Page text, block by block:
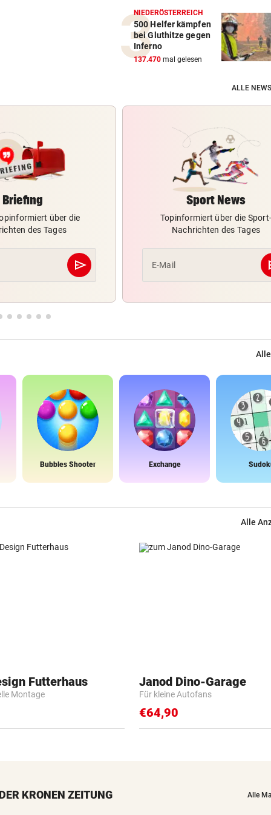
NIEDERÖSTERREICH
500 Helfer kämpfen
bei Gluthitze gegen
Inferno
137.470 mal gelesen
ALLE
Briefing
über die
des Tages
send
Abschicken
Sport News
Topinformiert über die Sport-
Nachrichten des Tages
E-Mail
Bubbles Shooter Exchange
Alle
Futterhaus
Montage
Janod Dino-Garage
Für kleine Autofans
€64,90
KRONEN ZEITUNG Alle